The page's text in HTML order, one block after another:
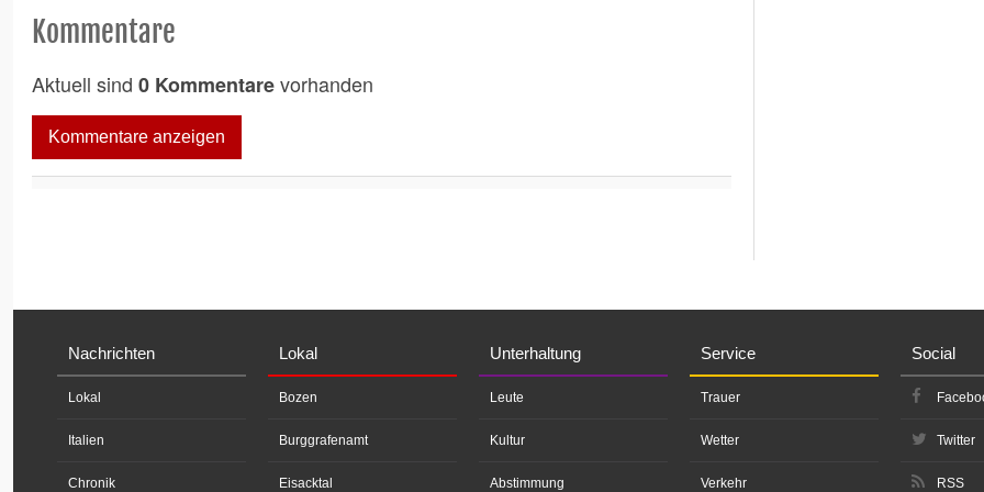
Kommentare
Aktuell sind 0 Kommentarevorhanden
Kommentare anzeigen
Nachrichten
Lokal
Italien
Chronik
Lokal
Bozen
Burggrafenamt
Eisacktal
Unterhaltung
Leute
Kultur
Abstimmung
Service
Trauer
Wetter
Verkehr
Social
Twitter
RSS